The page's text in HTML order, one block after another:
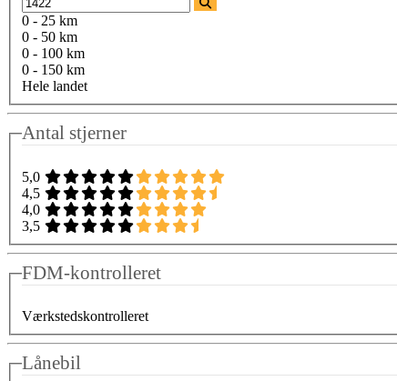
0 - 25 km
0 - 50 km
0 - 100 km
0 - 150 km
Hele landet
Antal stjerner
5,0
4,5
4,0
3,5
FDM-kontrolleret
Værkstedskontrolleret
Lånebil